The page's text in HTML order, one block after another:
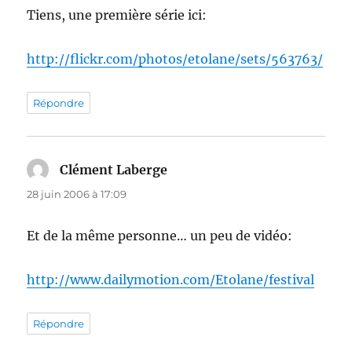
Tiens, une première série ici:
http://flickr.com/photos/etolane/sets/563763/
Répondre
Clément Laberge
28 juin 2006 à 17:09
Et de la même personne… un peu de vidéo:
http://www.dailymotion.com/Etolane/festival
Répondre